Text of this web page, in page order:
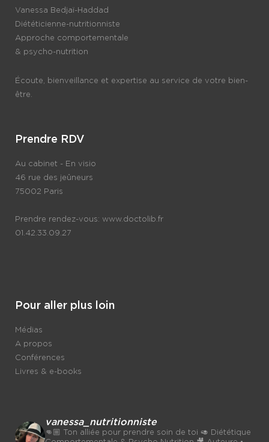
Vanessa Bedjaï-Haddad
Diététicienne-nutritionniste
Approche comportementale
& psycho-nutrition
Écoute, bienveillance et expertise au service de votre bien-
être.
Prendre RDV
Au cabinet - En visio
46 rue des jeûneurs
75002 Paris
Prendre rendez-vous: www.doctolib.fr
01.42.33.09.27
Pour aller plus loin
Médias
A propos
Conférences
Livres & e-books
vanessa_nutritionniste
👊🏼 Ton alliée pour prendre soin de toi 🥑 Diététique